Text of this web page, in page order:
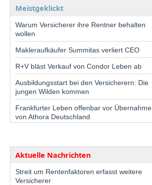
Meistgeklickt
Warum Versicherer ihre Rentner behalten
wollen
Makleraufkäufer Summitas verliert CEO
R+V bläst Verkauf von Condor Leben ab
Ausbildungsstart bei den Versicherern: Die
jungen Wilden kommen
Frankfurter Leben offenbar vor Übernahme
von Athora Deutschland
Aktuelle Nachrichten
Streit um Rentenfaktoren erfasst weitere
Versicherer